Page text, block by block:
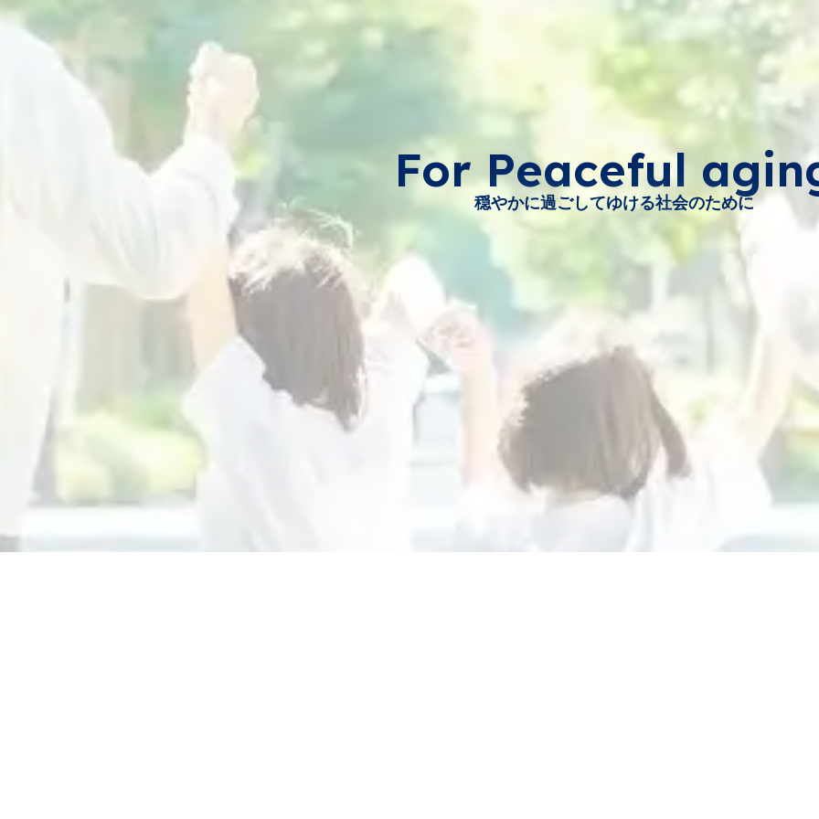
For Peaceful
穏やかに過ごしてゆける社会のために